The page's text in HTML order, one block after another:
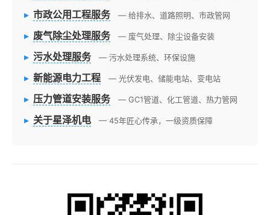
▸ 市政公用工程服务 — 给排水、道路照明、市政管网
▸ 废气除尘处理服务 — 废气处理、除尘设备安装
▸ 污水处理服务 — 污水处理系统、环保设施
▸ 新能源电力工程 — 光伏发电、储能电站、变电站
▸ 压力管道安装服务 — GC1管道、化工管道、热力管网
▸ 关于星泽机电 — 45年匠心传承，一级资质保障